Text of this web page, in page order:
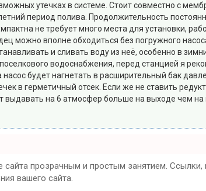
утечках в системе. Стоит совместно с
период полива. Продолжительность
не требует много места для установки,
можно вполне обходиться без погружного
и сливать воду из неё, особенно в
водоснабжения, перед станцией я
будет нагнетать в расширительный бак
в герметичный отсек. Если же не ставить
выдавать на 6 атмосфер больше на выходе чем на
сайта прозрачным и простым занятием. Ссылки,
вашего сайта.